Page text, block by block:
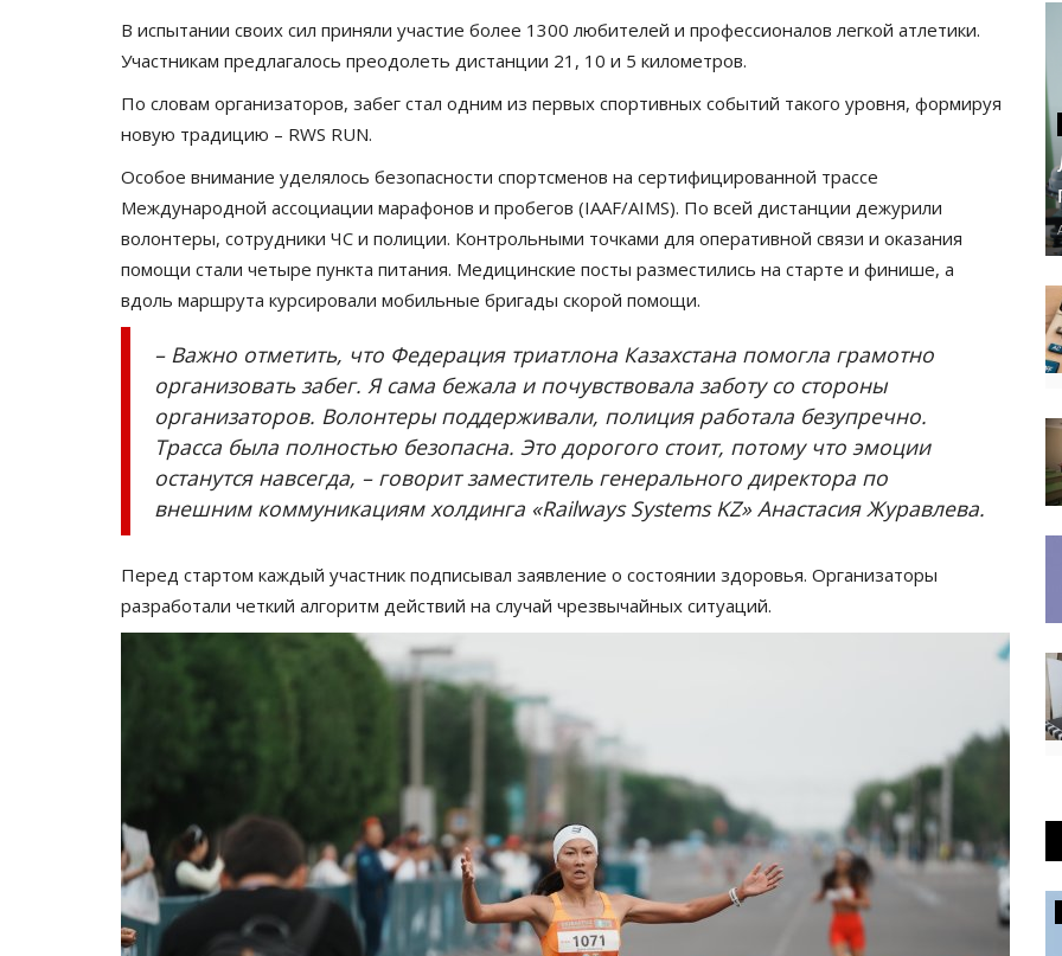
В испытании своих сил приняли участие более 1300 любителей и профессионалов легкой атлетики.
Участникам предлагалось преодолеть дистанции 21, 10 и 5 километров.
По словам организаторов, забег стал одним из первых спортивных событий такого уровня, формируя
новую традицию – RWS RUN.
Особое внимание уделялось безопасности спортсменов на сертифицированной трассе
Международной ассоциации марафонов и пробегов (IAAF/AIMS). По всей дистанции дежурили
волонтеры, сотрудники ЧС и полиции. Контрольными точками для оперативной связи и оказания
помощи стали четыре пункта питания. Медицинские посты разместились на старте и финише, а
вдоль маршрута курсировали мобильные бригады скорой помощи.
– Важно отметить, что Федерация триатлона Казахстана помогла грамотно
организовать забег. Я сама бежала и почувствовала заботу со стороны
организаторов. Волонтеры поддерживали, полиция работала безупречно.
Трасса была полностью безопасна. Это дорогого стоит, потому что эмоции
останутся навсегда, – говорит заместитель генерального директора по
внешним коммуникациям холдинга «Railways Systems KZ» Анастасия Журавлева.
Перед стартом каждый участник подписывал заявление о состоянии здоровья. Организаторы
разработали четкий алгоритм действий на случай чрезвычайных ситуаций.
Национальный спорт ПАВЛОДАРСКАЯ ОБЛАСТЬ